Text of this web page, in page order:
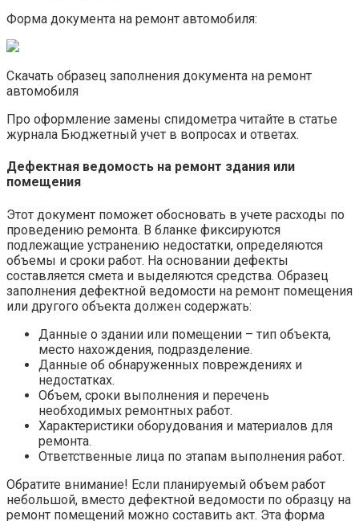
Форма документа на ремонт автомобиля:
Скачать образец заполнения документа на ремонт
автомобиля
Про оформление замены спидометра читайте в статье
журнала Бюджетный учет в вопросах и ответах.
Дефектная ведомость на ремонт здания или
помещения
Этот документ поможет обосновать в учете расходы по
проведению ремонта. В бланке фиксируются
подлежащие устранению недостатки, определяются
объемы и сроки работ. На основании дефекты
составляется смета и выделяются средства. Образец
заполнения дефектной ведомости на ремонт помещения
или другого объекта должен содержать:
Данные о здании или помещении – тип объекта,
место нахождения, подразделение.
Данные об обнаруженных повреждениях и
недостатках.
Объем, сроки выполнения и перечень
необходимых ремонтных работ.
Характеристики оборудования и материалов для
ремонта.
Ответственные лица по этапам выполнения работ.
Обратите внимание! Если планируемый объем работ
небольшой, вместо дефектной ведомости по образцу на
ремонт помещений можно составить акт. Эта форма